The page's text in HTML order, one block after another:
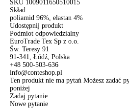
SKU 1009011650510015
Skład
poliamid 96%, elastan 4%
Udostępnij produkt
Podmiot odpowiedzialny
EuroTrade Tex Sp z o.o.
Św. Teresy 91
91-341, Łódź, Polska
+48 500-503-636
info@conteshop.pl
Ten produkt nie ma pytań Możesz zadać
poniżej
Zadaj pytanie
Nowe pytanie